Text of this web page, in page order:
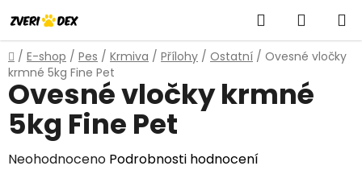
na
obsah
Hledat
KOŠÍK
Domů
/ E-shop / Pes / Krmiva / Přílohy / Ostatní / Ovesné vločky
krmné 5kg Fine Pet
Ovesné vločky krmné
5kg Fine Pet
Průměrné
Neohodnoceno Podrobnosti hodnocení